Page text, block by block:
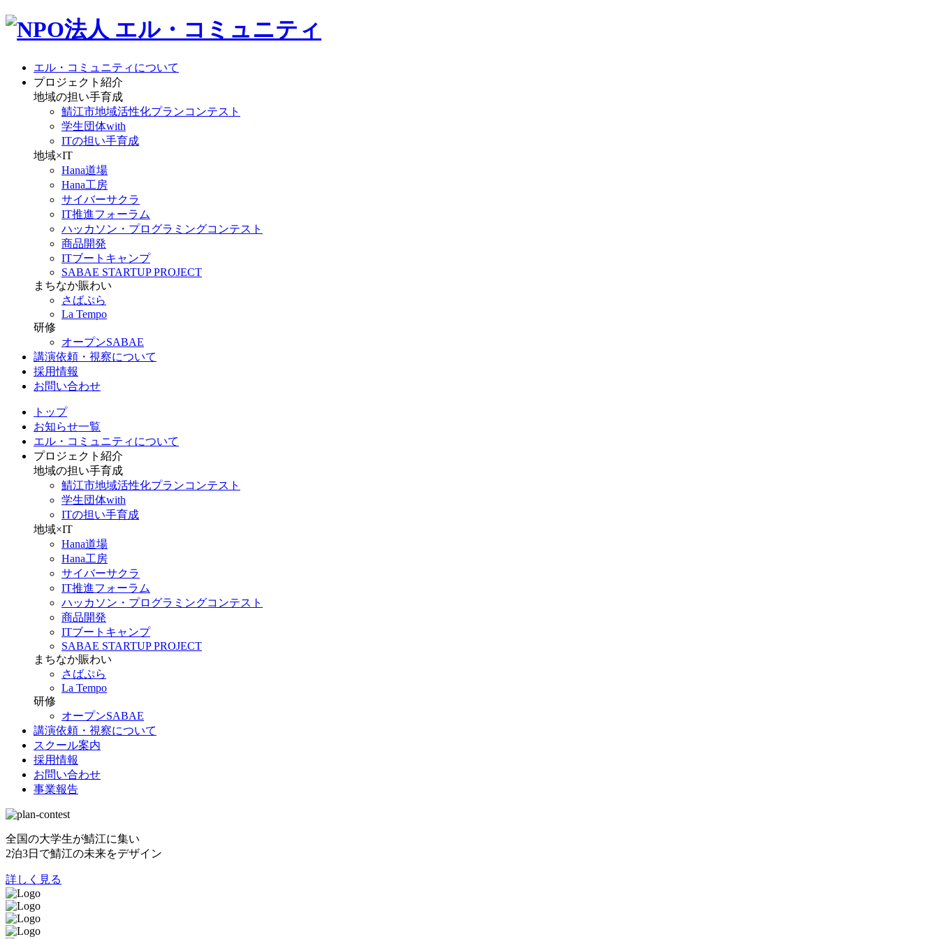
エル・コミュニティについて
プロジェクト紹介
地域の担い手育成
鯖江市地域活性化プランコンテスト
学生団体with
ITの担い手育成
地域×IT
Hana道場
Hana工房
サイバーサクラ
IT推進フォーラム
ハッカソン・プログラミングコンテスト
商品開発
ITブートキャンプ
SABAE STARTUP PROJECT
まちなか賑わい
さばぷら
La Tempo
研修
オープンSABAE
講演依頼・視察について
採用情報
お問い合わせ
トップ
お知らせ一覧
エル・コミュニティについて
プロジェクト紹介
地域の担い手育成
鯖江市地域活性化プランコンテスト
学生団体with
ITの担い手育成
地域×IT
Hana道場
Hana工房
サイバーサクラ
IT推進フォーラム
ハッカソン・プログラミングコンテスト
商品開発
ITブートキャンプ
SABAE STARTUP PROJECT
まちなか賑わい
さばぷら
La Tempo
研修
オープンSABAE
講演依頼・視察について
スクール案内
採用情報
お問い合わせ
事業報告
全国の大学生が鯖江に集い
2泊3日で鯖江の未来をデザイン
詳しく見る